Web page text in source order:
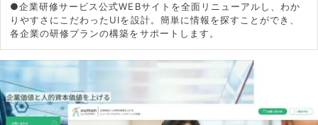
●企業研修サービス公式WEBサイトを全面リニューアルし、わか
りやすさにこだわったUIを設計。簡単に情報を探すことができ、
各企業の研修プランの構築をサポートします。